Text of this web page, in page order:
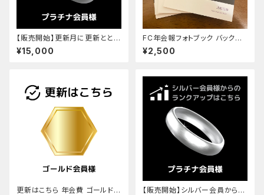
【販売開始】更新月に更新ととも
にランクアップはこちら 年会費
プラチナ会員様 ¥15,000(税・送
¥15,000
FC年会報フォトブック バックナ
ンバー 2022 (2023年1月発行)
¥2,500
更新はこちら 年会費 ゴールド会
【販売開始】シルバー会員からプ